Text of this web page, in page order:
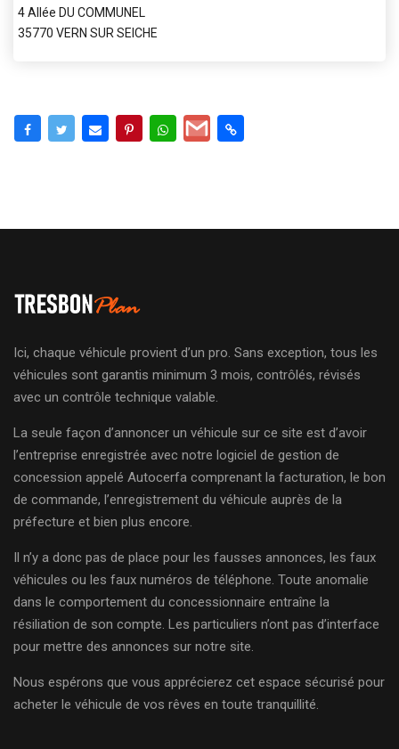
4 Allée DU COMMUNEL
35770 VERN SUR SEICHE
Ici, chaque véhicule provient d’un pro. Sans exception, tous les
véhicules sont garantis minimum 3 mois, contrôlés, révisés
avec un contrôle technique valable.
La seule façon d’annoncer un véhicule sur ce site est d’avoir
l’entreprise enregistrée avec notre logiciel de gestion de
concession appelé Autocerfa comprenant la facturation, le bon
de commande, l’enregistrement du véhicule auprès de la
préfecture et bien plus encore.
Il n’y a donc pas de place pour les fausses annonces, les faux
véhicules ou les faux numéros de téléphone. Toute anomalie
dans le comportement du concessionnaire entraîne la
résiliation de son compte. Les particuliers n’ont pas d’interface
pour mettre des annonces sur notre site.
Nous espérons que vous apprécierez cet espace sécurisé pour
acheter le véhicule de vos rêves en toute tranquillité.